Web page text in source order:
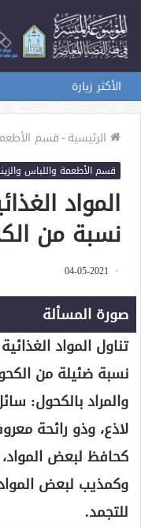
الأكثر زيارة
الرئيسية-قسم
قسم الأطعمة واللباس
المواد
نسبة من
04-05-2021
صورة المسألة
تناول المواد
نسبة ضئيلة من
والمراد بالكحول:
لاذع، وذو رائحة
كحافظ لبعض
وكمذيب لبعض
للتجمد.